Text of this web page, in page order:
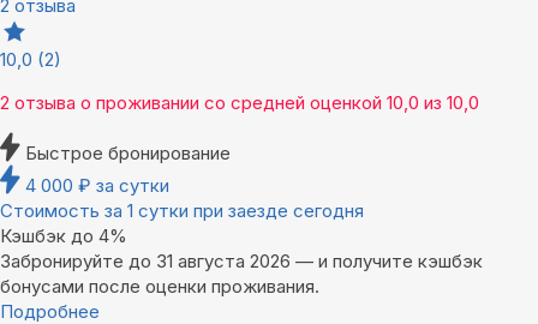
2 отзыва
10,0 (2)
2 отзыва о проживании со средней оценкой 10,0 из 10,0
Быстрое бронирование
4 000 ₽ за сутки
Стоимость за 1 сутки при заезде сегодня
Кэшбэк до 4%
Забронируйте до 31 августа 2026 — и получите кэшбэк
бонусами после оценки проживания.
Подробнее